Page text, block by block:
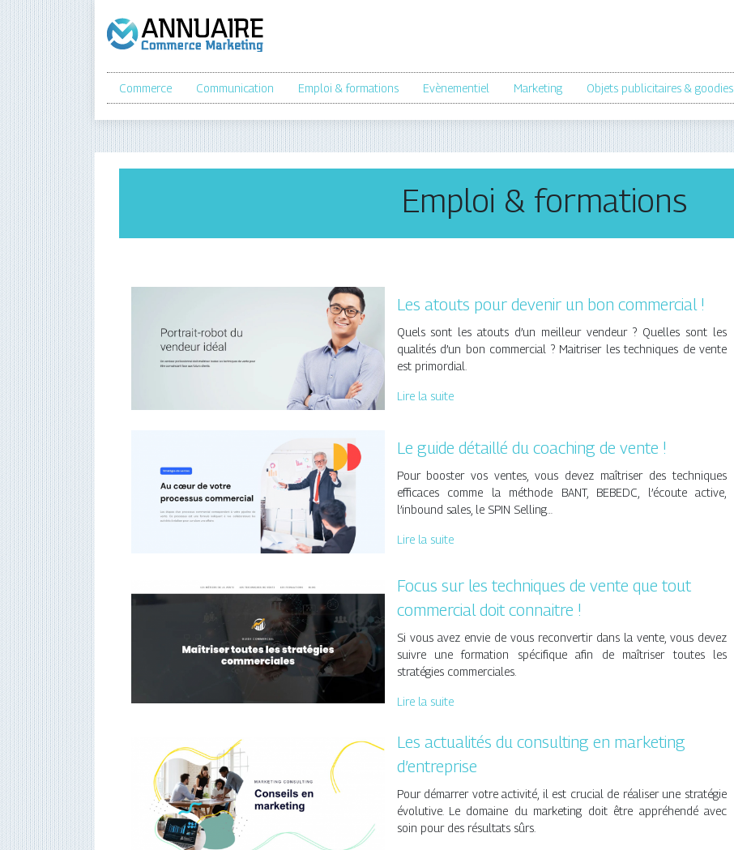
Commerce Communication Emploi & formations Evènementiel Marketing Objets publicitaires & goodies
Emploi & formations
Les atouts pour devenir un bon commercial !
Quels sont les atouts d’un meilleur vendeur ? Quelles sont les
qualités d’un bon commercial ? Maitriser les techniques de vente
est primordial.
Lire la suite
Le guide détaillé du coaching de vente !
Pour booster vos ventes, vous devez maîtriser des techniques
efficaces comme la méthode BANT, BEBEDC, l’écoute active,
l’inbound sales, le SPIN Selling…
Lire la suite
Focus sur les techniques de vente que tout
commercial doit connaitre !
Si vous avez envie de vous reconvertir dans la vente, vous devez
suivre une formation spécifique afin de maîtriser toutes les
stratégies commerciales.
Lire la suite
Les actualités du consulting en marketing
d’entreprise
Pour démarrer votre activité, il est crucial de réaliser une stratégie
évolutive. Le domaine du marketing doit être appréhendé avec
soin pour des résultats sûrs.